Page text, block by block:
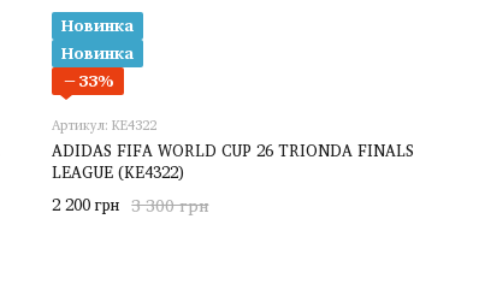
Новинка
Новинка
−33%
Артикул: KE4322
ADIDAS FIFA WORLD CUP 26 TRIONDA FINALS
LEAGUE (KE4322)
3 300 грн
2 200 грн